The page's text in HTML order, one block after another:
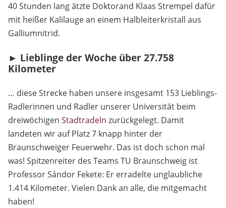
40 Stunden lang ätzte Doktorand Klaas Strempel dafür
mit heißer Kalilauge an einem Halbleiterkristall aus
Galliumnitrid.
► Lieblinge der Woche über 27.758
Kilometer
… diese Strecke haben unsere insgesamt 153 Lieblings-
Radlerinnen und Radler unserer Universität beim
dreiwöchigen Stadtradeln zurückgelegt. Damit
landeten wir auf Platz 7 knapp hinter der
Braunschweiger Feuerwehr. Das ist doch schon mal
was! Spitzenreiter des Teams TU Braunschweig ist
Professor Sándor Fekete: Er erradelte unglaubliche
1.414 Kilometer. Vielen Dank an alle, die mitgemacht
haben!